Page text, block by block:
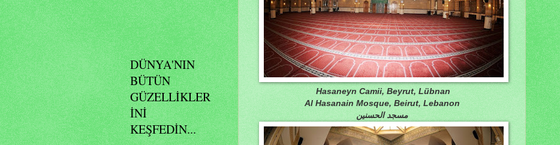
Hasaneyn Camii, Beyrut, Lübnan
Al Hasanain Mosque, Beirut, Lebanon
مسجد الحسنين
DÜNYA'NIN
BÜTÜN
GÜZELLİKLER
İNİ
KEŞFEDİN...